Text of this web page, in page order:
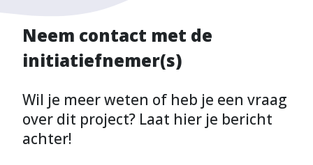
Neem contact met de
initiatiefnemer(s)
Wil je meer weten of heb je een vraag
over dit project? Laat hier je bericht
achter!